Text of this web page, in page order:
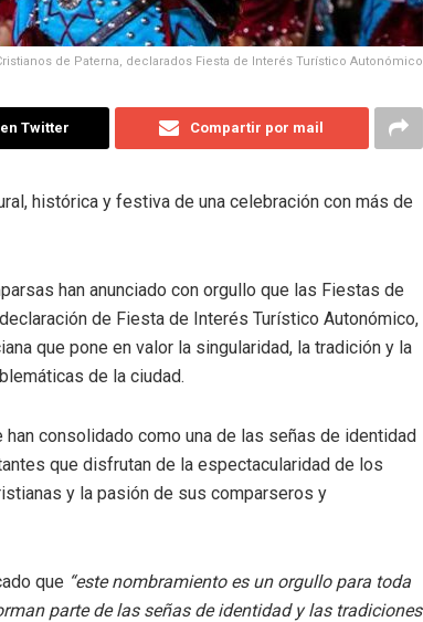
de Paterna, declarados Fiesta de Interés Turístico Autonómico
Twitter Compartir por mail
histórica y festiva de una celebración con más de
han anunciado con orgullo que las Fiestas de
de Fiesta de Interés Turístico Autonómico,
que pone en valor la singularidad, la tradición y la
de la ciudad.
consolidado como una de las señas de identidad
que disfrutan de la espectacularidad de los
y la pasión de sus comparseros y
que “este nombramiento es un orgullo para toda
parte de las señas de identidad y las tradiciones